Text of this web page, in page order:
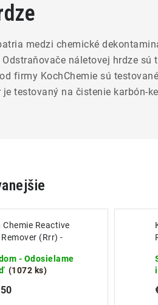
medzi chemické
Odstraňovače náletovej hrdze
firmy KochChemie sú
testovaný na čistenie karbón-
Chemie Reactive
(Rrr) -
500ml- Odosielame
(1072 ks)